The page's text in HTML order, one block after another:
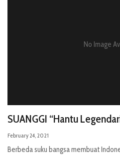
No Image
SUANGGI “Hantu
February 24, 2021
Berbeda suku bangsa membuat